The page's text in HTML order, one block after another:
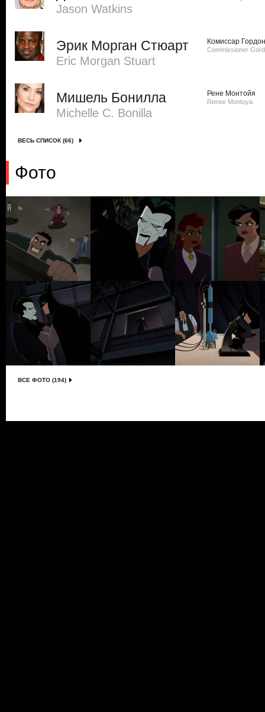
Jason Watkins
Эрик Морган Стюарт
Eric Morgan Stuart
Комиссар Гордон
Commissioner
Мишель Бонилла
Michelle C. Bonilla
Рене Монтойя
Renee Montoya
ВЕСЬ СПИСОК (66)
Фото
ВСЕ ФОТО (194)